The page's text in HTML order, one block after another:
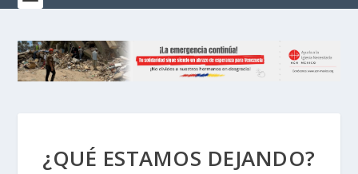
¿QUÉ ESTAMOS DEJANDO?